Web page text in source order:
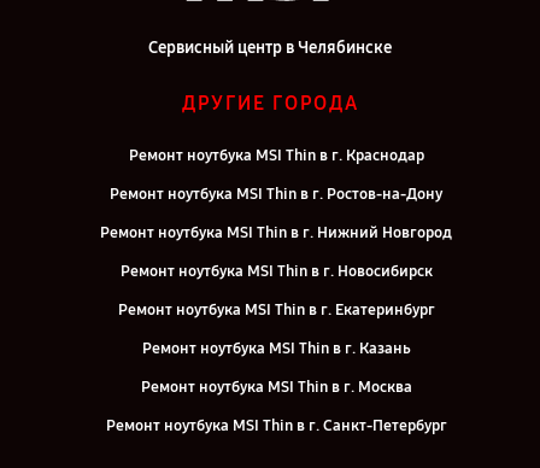
Сервисный центр в Челябинске
ДРУГИЕ ГОРОДА
Ремонт ноутбука MSI Thin в г. Краснодар
Ремонт ноутбука MSI Thin в г. Ростов-на-Дону
Ремонт ноутбука MSI Thin в г. Нижний Новгород
Ремонт ноутбука MSI Thin в г. Новосибирск
Ремонт ноутбука MSI Thin в г. Екатеринбург
Ремонт ноутбука MSI Thin в г. Казань
Ремонт ноутбука MSI Thin в г. Москва
Ремонт ноутбука MSI Thin в г. Санкт-Петербург